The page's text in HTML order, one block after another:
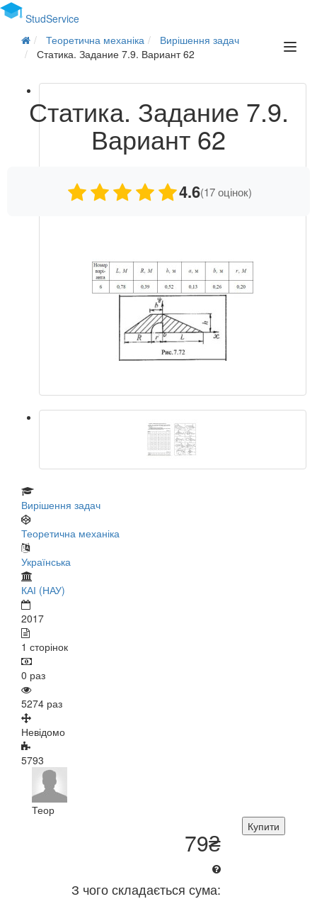
StudService
Теоретична механіка
Вирішення задач
Статика. Задание 7.9. Вариант 62
Статика. Задание 7.9.
Вариант 62
4.6(17 оцінок)
Вирішення задач
Теоретична механіка
Українська
КАІ (НАУ)
2017
1 сторінок
0 раз
5274 раз
Невідомо
5793
Теор
Купити
79₴
З чого складається сума: